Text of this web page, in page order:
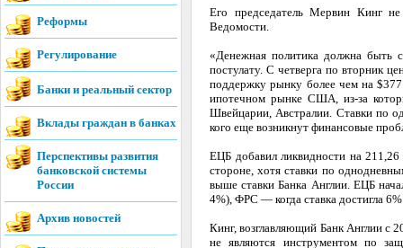
Реформы
Регулирование
Банки и реальный сектор
Вклады граждан в банках
Перспективы развития
банковской системы
России
Архив новостей
Его председатель Мервин Кинг
Ведомости.
«Денежная политика должна быть
постулату. C четверга по вторник
поддержку рынку более чем на
ипотечном рынке США, из-за
Швейцарии, Австралии. Ставки по
кого еще возникнут финансовые
ЕЦБ добавил ликвидности на
стороне, хотя ставки по
выше ставки Банка Англии. ЕЦБ
4%), ФРС — когда ставка достигла
Кинг, возглавляющий Банк Англии с
не являются инструментом по